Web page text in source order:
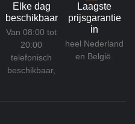
Elke dag
beschikbaar
Van 08:00 tot
20:00
telefonisch
beschikbaar,
Laagste
prijsgarantie
in
heel Nederland
en België.